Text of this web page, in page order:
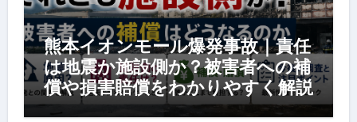
熊本イオンモール爆発事故｜責任
は地震か施設側か？被害者への補
償や損害賠償をわかりやすく解説